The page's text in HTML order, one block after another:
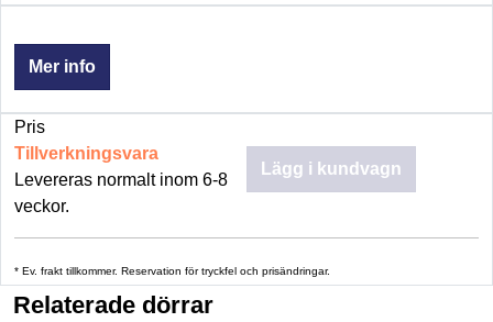
Mer info
Pris
Tillverkningsvara
Levereras normalt inom 6-8
veckor.
Lägg i kundvagn
* Ev. frakt tillkommer. Reservation för tryckfel och prisändringar.
Relaterade dörrar